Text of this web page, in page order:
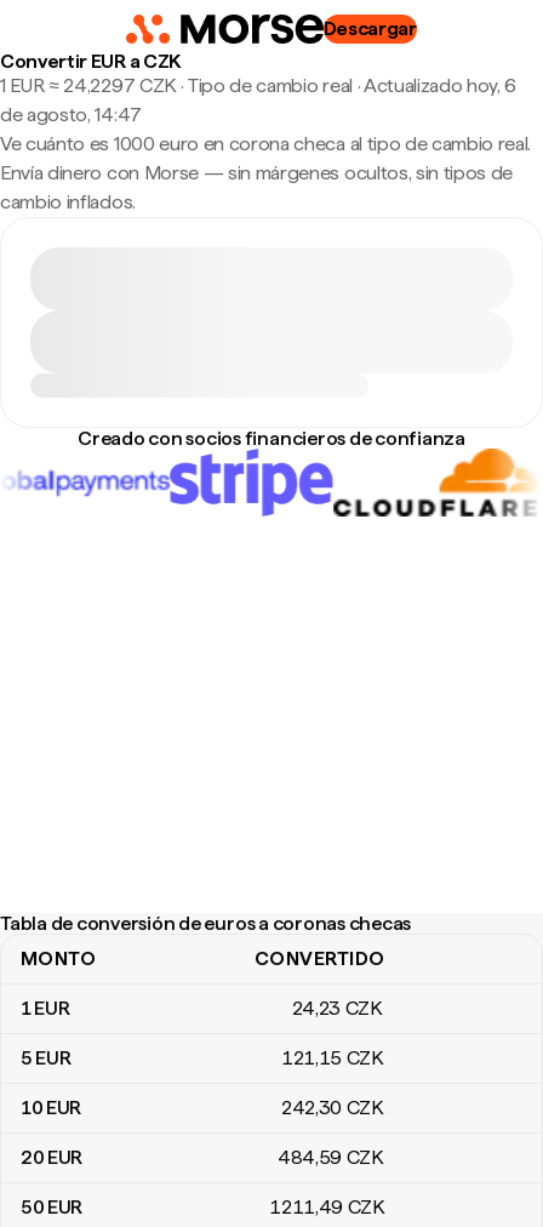
Descargar
Convertir EUR a CZK
1 EUR ≈ 24,2297 CZK · Tipo de cambio real ·Actualizado hoy, 6
de agosto, 14:47
Ve cuánto es 1000 euro en corona checa al tipo de cambio real.
Envía dinero con Morse — sin márgenes ocultos, sin tipos de
cambio inflados.
Creado con socios financieros de confianza
Tabla de conversión de euros a coronas checas
Tabla de conversión de euros a coronas checas
MONTO CONVERTIDO
1EUR 24,23 CZK
5 EUR 121,15 CZK
10 EUR 242,30 CZK
20 EUR 484,59 CZK
50 EUR 1211,49 CZK